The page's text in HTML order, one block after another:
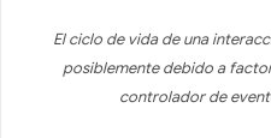
El ciclo de vida de una
posiblemente debido a
controlador de